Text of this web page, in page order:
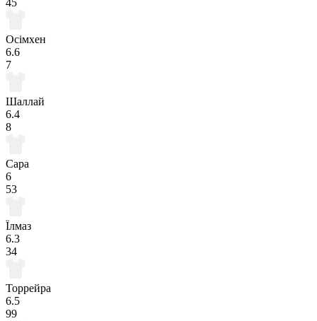
45
Осімхен
6.6
7
Шаллай
6.4
8
Сара
6
53
Їлмаз
6.3
34
Торрейра
6.5
99